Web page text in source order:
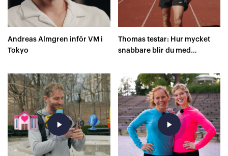
Andreas Almgren inför VM i
Tokyo
Thomas testar: Hur mycket
snabbare blir du med
play_arrow play_arrow